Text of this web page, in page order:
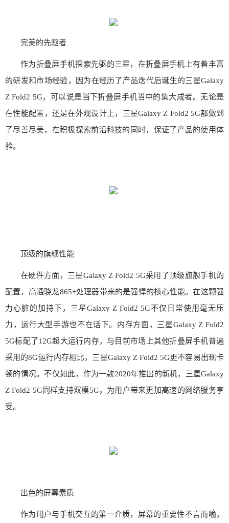
完美的先驱者
作为折叠屏手机探索先驱的三星，在折叠屏手机上有着丰富
的研发和市场经验，因为在经历了产品迭代后诞生的三星Galaxy
Z Fold2 5G，可以说是当下折叠屏手机当中的集大成者。无论是
在性能配置，还是在外观设计上，三星Galaxy Z Fold2 5G都做到
了尽善尽美，在积极探索前沿科技的同时，保证了产品的使用体
验。
顶级的旗舰性能
在硬件方面，三星Galaxy Z Fold2 5G采用了顶级旗舰手机的
配置，高通骁龙865+处理器带来的是强悍的核心性能。在这颗强
力心脏的加持下，三星Galaxy Z Fold2 5G不仅日常使用毫无压
力，运行大型手游也不在话下。内存方面，三星Galaxy Z Fold2
5G标配了12G超大运行内存，与目前市场上其他折叠屏手机普遍
采用的8G运行内存相比，三星Galaxy Z Fold2 5G更不容易出现卡
顿的情况。不仅如此，作为一款2020年推出的新机，三星Galaxy
Z Fold2 5G同样支持双模5G，为用户带来更加高速的网络服务享
受。
出色的屏幕素质
作为用户与手机交互的第一介质，屏幕的重要性不言而喻，